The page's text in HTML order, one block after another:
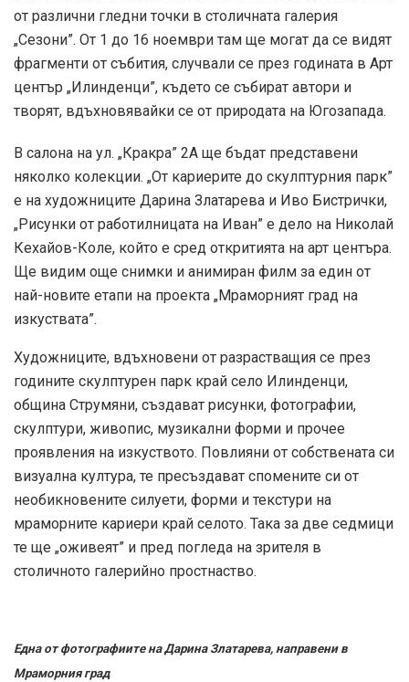
от различни гледни точки в столичната галерия
„Сезони”. От 1 до 16 ноември там ще могат да се видят
фрагменти от събития, случвали се през годината в Арт
център „Илинденци”, където се събират автори и
творят, вдъхновявайки се от природата на Югозапада.
В салона на ул. „Кракра” 2А ще бъдат представени
няколко колекции. „От кариерите до скулптурния парк”
е на художниците Дарина Златарева и Иво Бистрички,
„Рисунки от работилницата на Иван” е дело на Николай
Кехайов-Коле, който е сред откритията на арт центъра.
Ще видим още снимки и анимиран филм за един от
най-новите етапи на проекта „Мраморният град на
изкуствата”.
Художниците, вдъхновени от разрастващия се през
годините скулптурен парк край село Илинденци,
община Струмяни, създават рисунки, фотографии,
скулптури, живопис, музикални форми и прочее
проявления на изкуството. Повлияни от собствената си
визуална култура, те пресъздават спомените си от
необикновените силуети, форми и текстури на
мраморните кариери край селото. Така за две седмици
те ще „оживеят” и пред погледа на зрителя в
столичното галерийно простнаство.
Една от фотографиите на Дарина Златарева, направени в
Мраморния град